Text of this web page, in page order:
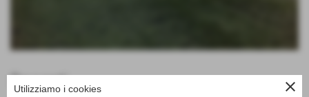
Docenti close
Utilizziamo i cookies